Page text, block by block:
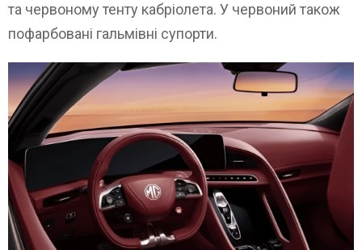
та червоному тенту кабріолета. У червоний також
пофарбовані гальмівні супорти.